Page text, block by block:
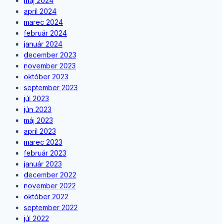
apríl 2024
marec 2024
február 2024
január 2024
december 2023
november 2023
október 2023
september 2023
júl 2023
jún 2023
máj 2023
apríl 2023
marec 2023
február 2023
január 2023
december 2022
november 2022
október 2022
september 2022
júl 2022